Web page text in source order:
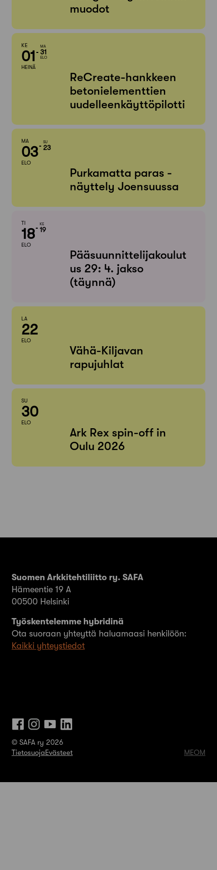
muodot
KE
01
HEINÄ
MA
31
ELO
ReCreate-hankkeen
betonielementtien
uudelleenkäyttöpilotti
MA
03
ELO
SU
23
Purkamatta paras -
näyttely Joensuussa
TI
18
ELO
KE
19
Pääsuunnittelijakoulut
us 29: 4. jakso
(täynnä)
LA
22
ELO
Vähä-Kiljavan
rapujuhlat
SU
30
ELO
Ark Rex spin-off in
Oulu 2026
Suomen Arkkitehtiliitto ry. SAFA
Hämeentie 19 A
00500 Helsinki
Työskentelemme hybridinä
Ota suoraan yhteyttä haluamaasi henkilöön:
Kaikki yhteystiedot
© SAFA ry 2026
TietosuojaEvästeet MEOM